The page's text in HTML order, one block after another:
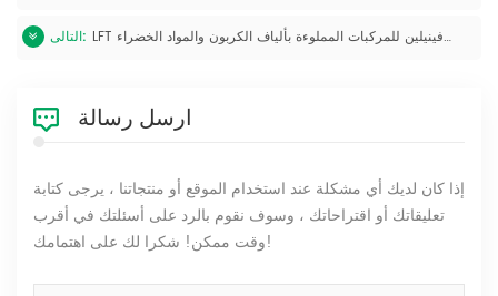
التالى: LFT مصنع كبريتيد البولي فينيلين للمركبات المملوءة بألياف الكربون والمواد الخضراء
ارسل رسالة
إذا كان لديك أي مشكلة عند استخدام الموقع أو منتجاتنا ، يرجى كتابة
تعليقاتك أو اقتراحاتك ، وسوف نقوم بالرد على أسئلتك في أقرب
وقت ممكن! شكرا لك على اهتمامك!